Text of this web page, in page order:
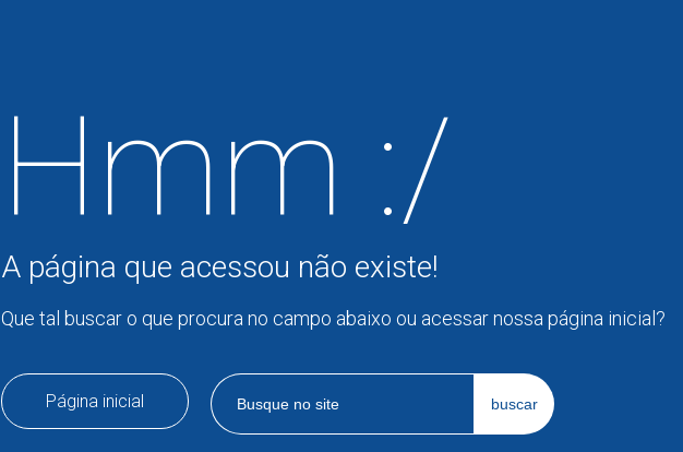
Hmm :/
A página que acessou não existe!
Que tal buscar o que procura no campo abaixo ou acessar nossa página inicial?
Página inicial